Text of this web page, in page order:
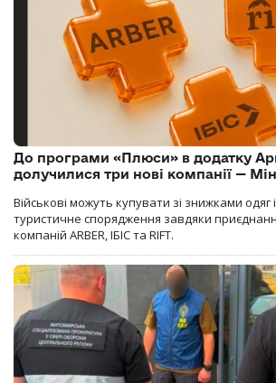
До програми «Плюси» в додатку
долучилися три нові компанії —
Військові можуть купувати зі знижками одяг
туристичне спорядження завдяки
компаній ARBER, ІБІС та RIFT.